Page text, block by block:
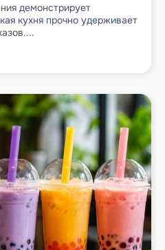
демонстрирует
кухня прочно удерживает